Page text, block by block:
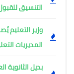
التنسيق
وزير التعليم
المديريات
بديل